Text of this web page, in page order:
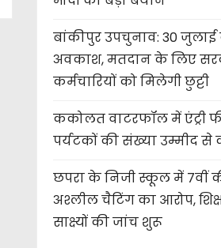
बांकीपुर उपचुनाव: 30
अवकाश, मतदान के लिए
कर्मचारियों को मिलेगी छुट्टी
ककोलत वाटरफॉल में एंट्री
पर्यटकों की संख्या उम्मीद से
छपरा के निजी स्कूल में 7वीं
अश्लील चैटिंग का आरोप,
साक्ष्यों की जांच शुरू